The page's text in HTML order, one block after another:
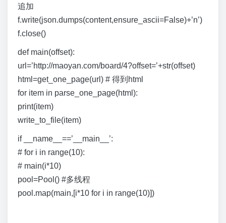
追加
f.write(json.dumps(content,ensure_ascii=False)+’n’)
f.close()
def main(offset):
url=’http://maoyan.com/board/4?offset=’+str(offset)
html=get_one_page(url) # 得到html
for item in parse_one_page(html):
print(item)
write_to_file(item)
if __name__==’__main__’:
# for i in range(10):
# main(i*10)
pool=Pool() #多线程
pool.map(main,[i*10 for i in range(10)])